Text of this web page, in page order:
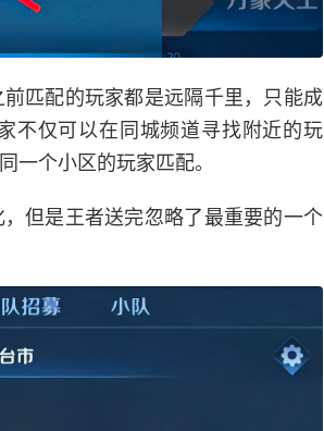
匹配的玩家都是远隔千里，只能成
不仅可以在同城频道寻找附近的玩
一个小区的玩家匹配。
但是王者送完忽略了最重要的一个